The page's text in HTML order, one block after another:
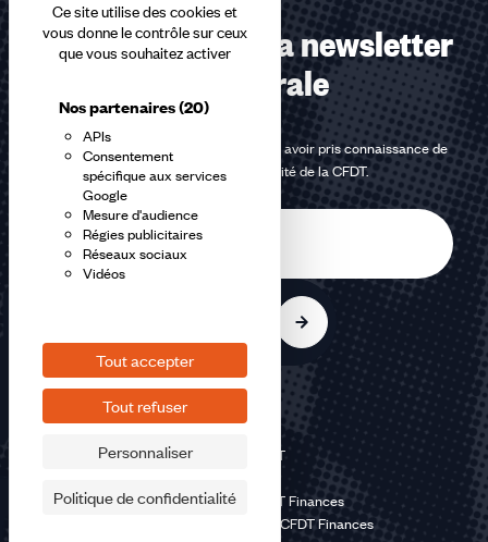
Ce site utilise des cookies et
vous donne le contrôle sur ceux
que vous souhaitez activer
Nos partenaires(20)
APIs
Consentement
spécifique aux services
Google
Mesure d'audience
Régies publicitaires
Réseaux sociaux
Vidéos
Tout accepter
Tout refuser
Personnaliser
Politique de confidentialité
Abonnez-vous à la newsletter
confédérale
En m'inscrivant à la newsletter, j'affirme avoir pris connaissance de
lapolitique de confidentialité de la CFDT.
©2026 CFDT
Mentions légales CFDT Finances
Politique de confidentialité CFDT Finances